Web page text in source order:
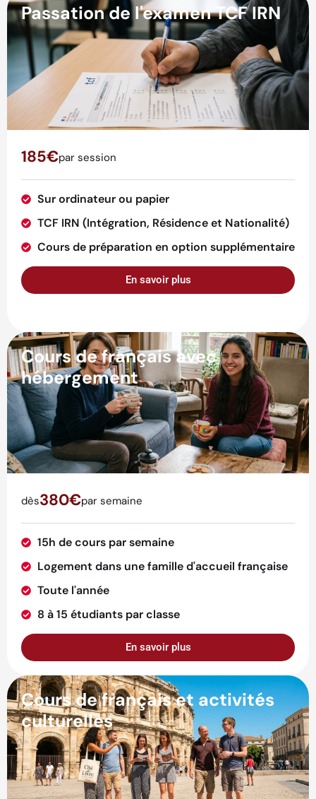
Passation de l'examen TCF IRN
185€par session
Sur ordinateur ou papier
TCF IRN (Intégration, Résidence et Nationalité)
Cours de préparation en option supplémentaire
En savoir plus
Cours de français avec
hébergement
dès380€par semaine
15h de cours par semaine
Logement dans une famille d'accueil française
Toute l'année
8 à 15 étudiants par classe
En savoir plus
Cours de français et activités
culturelles